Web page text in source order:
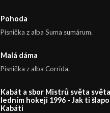
Pohoda
Písnička z alba Suma sumárum.
Malá dáma
Písnička z alba Corrida.
Kabát a sbor Mistrů světa
ledním hokeji 1996 - Jak ti
Kabáti